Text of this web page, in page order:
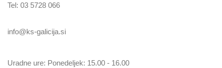
Tel: 03 5728 066
info@ks-galicija.si
Uradne ure: Ponedeljek: 15.00 - 16.00